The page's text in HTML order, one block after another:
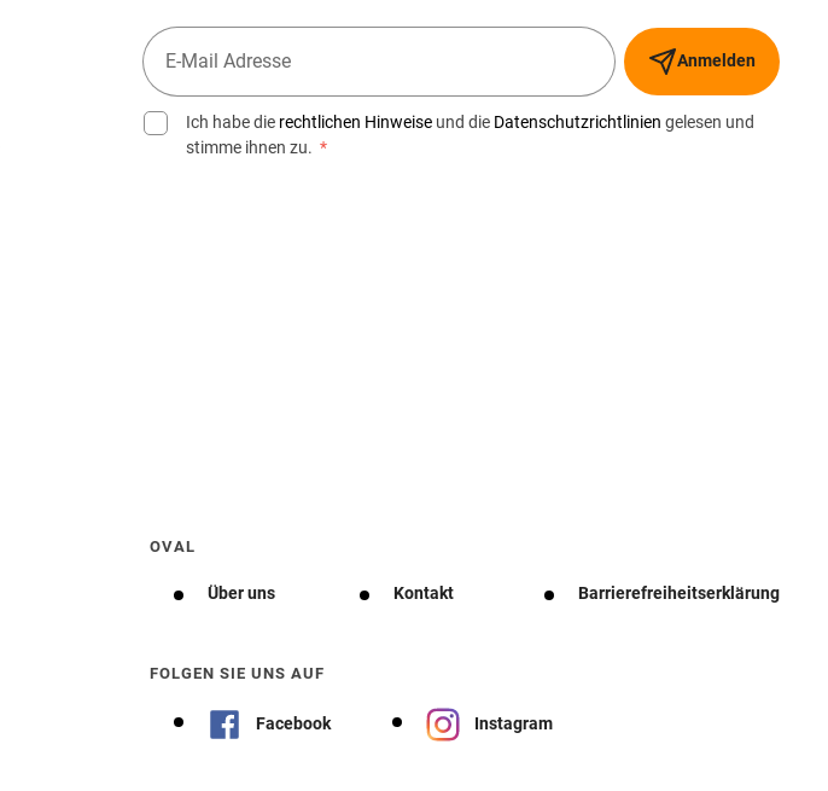
Anmelden
Ich habe die rechtlichen Hinweise und die Datenschutzrichtlinien gelesen und
stimme ihnen zu. *
OVAL
Über uns Kontakt Barrierefreiheitserklärung
FOLGEN SIE UNS AUF
Facebook Instagram